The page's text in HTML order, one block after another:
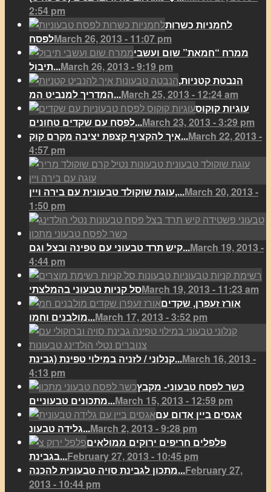
2:54 pm
לחמניות כשרות
לפסחMarch 26, 2013 - 11:07 pm
ממרח “חמאת” שום ועשבי
תיבול...March 26, 2013 - 9:19 pm
הנבטת קטניות,
המדריך למנביט המ...March 25, 2013 - 12:24 am
עוגיות קוקוס
לפסח עם שקדים טחונים...March 23, 2013 - 3:29 pm
איך להקציף קצפת יציבה מקרם קוק...March 22, 2013 -
4:57 pm
עוגת שוקולד טבעונית עם בירה ויין,...March 20, 2013 -
1:50 pm
קיש תרד טבעוני עם טפינה ובצל וגם...March 19, 2013 -
4:44 pm
סל קניות טבעוני בהמלצתיMarch 19, 2013 - 11:23 am
אורז זעפרן, שקדים
מולבנים וחמו...March 17, 2013 - 3:52 pm
קנלוני / לזניה במילוי טפינת (גבינת...March 16, 2013 -
4:13 pm
כשר לפסח טבעוני- מקבץ
מתכונים טבעוניים...March 15, 2013 - 12:59 pm
אגסים ביין אדום עם
גלידה טבעונ...March 2, 2013 - 9:28 pm
פלפלים חריפים ירוקים ממולאים
בגבינת...February 27, 2013 - 10:45 pm
מתכון לגבינת סויה טבעונית להכנה...February 27,
2013 - 10:44 pm